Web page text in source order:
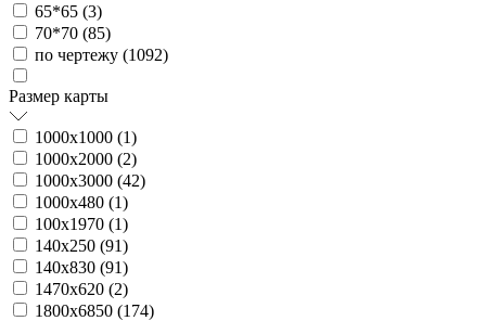
65*65 (3)
70*70 (85)
по чертежу (1092)
Размер карты
1000х1000 (1)
1000х2000 (2)
1000х3000 (42)
1000х480 (1)
100х1970 (1)
140х250 (91)
140х830 (91)
1470х620 (2)
1800х6850 (174)